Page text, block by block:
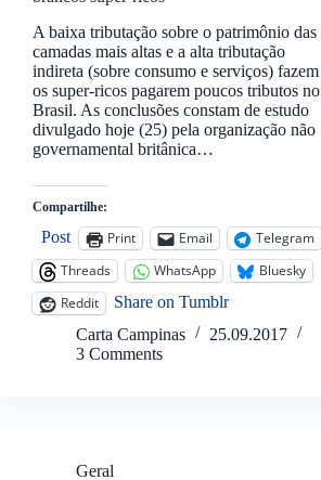
A baixa tributação sobre o patrimônio das
camadas mais altas e a alta tributação
indireta (sobre consumo e serviços) fazem
os super-ricos pagarem poucos tributos no
Brasil. As conclusões constam de estudo
divulgado hoje (25) pela organização não
governamental britânica…
Compartilhe:
Post Print Email
Telegram
Threads
WhatsApp
Bluesky
Reddit
Share on Tumblr
Carta Campinas
25.09.2017
3 Comments
Geral